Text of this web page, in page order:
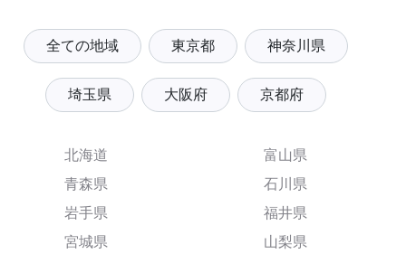
全ての地域 東京都 神奈川県
埼玉県 大阪府 京都府
北海道
青森県
岩手県
宮城県
富山県
石川県
福井県
山梨県